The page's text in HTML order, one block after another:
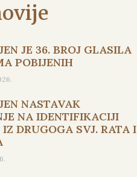
JE 36. BROJ GLASILA
POBIJENIH
NASTAVAK
NA IDENTIFIKACIJI
DRUGOGA SVJ. RATA I